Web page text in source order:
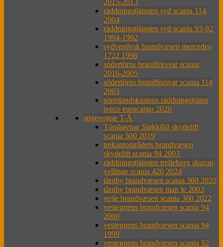
2015-2013
räddningstjänsten syd scania 114
2004
räddningstjänsten syd scania 93-92
1994-1992
sydvestjysk brandvæsen mercedes
1722 1998
södertörns brandförsvar scania
2016-2005
södertörns brandförsvar scania 114
2003
sörmlandskustens räddningstjänst
iveco eurocargo 2020
stigevogne T-Å
Tórshavnar Sløkkilið skydelift
scania 500 2019
trekantområdets brandvæsen
skydelift scania 94 2003
räddningstjänsten trelleborg skurup
vellinge scania 420 2024
tårnby brandvæsen scania 360 2020
tårnby brandvæsen man le 2003
vejle brandvæsen scania 360 2022
vestegnens brandvæsen scania 94
2000
vestegnens brandvæsen scania 94
1999
vestegnens brandvæsen scania 92